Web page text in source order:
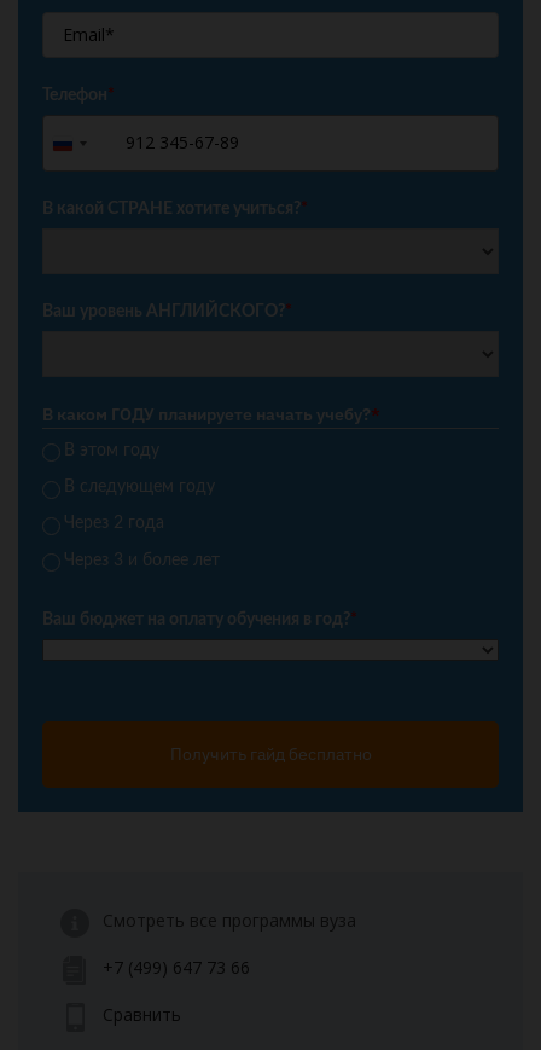
Телефон*
Russia
+7
В какой СТРАНЕ хотите учиться?*
Ваш уровень АНГЛИЙСКОГО?*
В каком ГОДУ планируете начать учебу?*
В этом году
В следующем году
Через 2 года
Через 3 и более лет
Ваш бюджет на оплату обучения в год?*
Получить гайд бесплатно
Смотреть все программы вуза
+7 (499) 647 73 66
Сравнить